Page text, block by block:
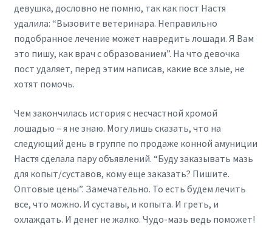
девушка, дословно не помню, так как пост Настя
удалила: “Вызовите ветеринара. Неправильно
подобранное лечение может навредить лошади. Я Вам
это пишу, как врач с образованием”. На что девочка
пост удаляет, перед этим написав, какие все злые, не
хотят помочь.
Чем закончилась история с несчастной хромой
лошадью – я не знаю. Могу лишь сказать, что на
следующий день в группе по продаже конной амуниции
Настя сделала пару объявлений. “Буду заказывать мазь
для копыт/суставов, кому еще заказать? Пишите.
Оптовые цены”. Замечательно. То есть будем лечить
все, что можно. И суставы, и копыта. И греть, и
охлаждать. И денег не жалко. Чудо-мазь ведь поможет!